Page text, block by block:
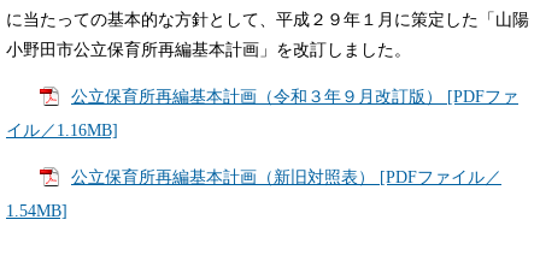
に当たっての基本的な方針として、平成２９年１月に策定した「山陽
小野田市公立保育所再編基本計画」を改訂しました。
公立保育所再編基本計画（令和３年９月改訂版） [PDFファ
イル／1.16MB]
公立保育所再編基本計画（新旧対照表） [PDFファイル／
1.54MB]